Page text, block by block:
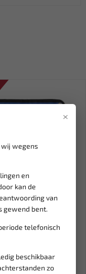
×
wij wegens
en
kan de
van
gewend bent.
telefonisch
beschikbaar
zo
Leverbaar
WEBER TOOLS
set voor